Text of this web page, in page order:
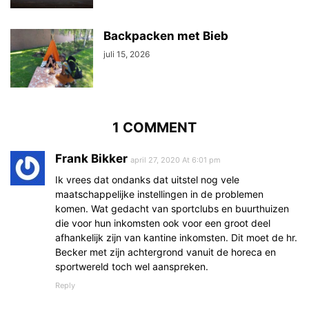
Backpacken met Bieb
juli 15, 2026
1 COMMENT
Frank Bikker april 27, 2020 At 6:01 pm
Ik vrees dat ondanks dat uitstel nog vele
maatschappelijke instellingen in de problemen
komen. Wat gedacht van sportclubs en buurthuizen
die voor hun inkomsten ook voor een groot deel
afhankelijk zijn van kantine inkomsten. Dit moet de hr.
Becker met zijn achtergrond vanuit de horeca en
sportwereld toch wel aanspreken.
Reply